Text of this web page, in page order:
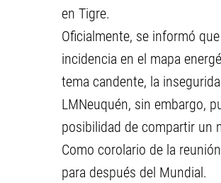
en Tigre.
Oficialmente, se informó
incidencia en el mapa
tema candente, la
LMNeuquén, sin embargo,
posibilidad de compartir un
Como corolario de la
para después del Mundial.